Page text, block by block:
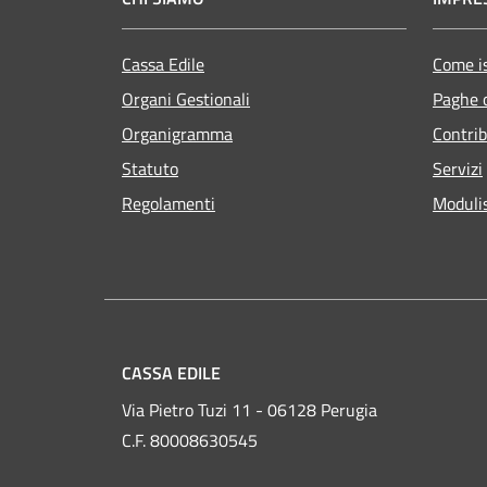
Cassa Edile
Organi Gestionali
Organigramma
Statuto
Regolamenti
Come
Paghe
Servizi
CASSA EDILE
Via Pietro Tuzi 11 - 06128 Perugia
C.F. 80008630545